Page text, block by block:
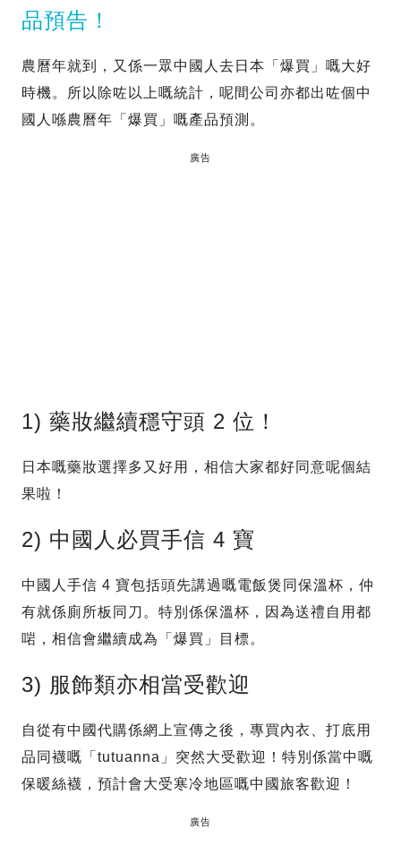
品預告！
農曆年就到，又係一眾中國人去日本「爆買」嘅大好
時機。所以除咗以上嘅統計，呢間公司亦都出咗個中
國人喺農曆年「爆買」嘅產品預測。
廣告
1) 藥妝繼續穩守頭 2 位！
日本嘅藥妝選擇多又好用，相信大家都好同意呢個結
果啦！
2) 中國人必買手信 4 寶
中國人手信 4 寶包括頭先講過嘅電飯煲同保溫杯，仲
有就係廁所板同刀。特別係保溫杯，因為送禮自用都
啱，相信會繼續成為「爆買」目標。
3) 服飾類亦相當受歡迎
自從有中國代購係網上宣傳之後，專買內衣、打底用
品同襪嘅「tutuanna」突然大受歡迎！特別係當中嘅
保暖絲襪，預計會大受寒冷地區嘅中國旅客歡迎！
廣告